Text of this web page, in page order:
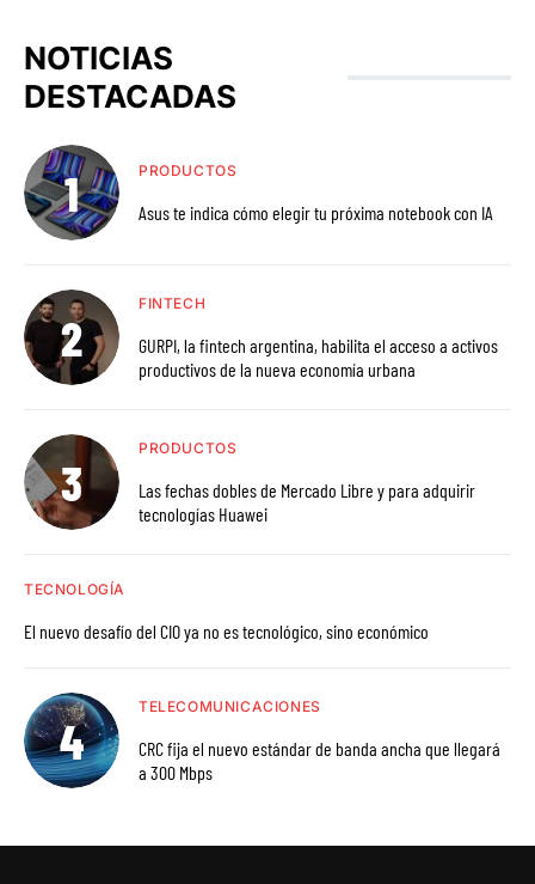
NOTICIAS
DESTACADAS
PRODUCTOS
Asus te indica cómo elegir tu próxima notebook con IA
FINTECH
GURPI, la fintech argentina, habilita el acceso a activos
productivos de la nueva economía urbana
PRODUCTOS
Las fechas dobles de Mercado Libre y para adquirir
tecnologías Huawei
TECNOLOGÍA
El nuevo desafío del CIO ya no es tecnológico, sino económico
TELECOMUNICACIONES
CRC fija el nuevo estándar de banda ancha que llegará
a 300 Mbps